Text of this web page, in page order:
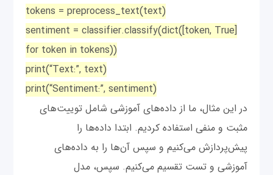
tokens = preprocess_text(text)
sentiment = classifier.classify(dict([token, True]
for token in tokens))
print(“Text:”, text)
print(“Sentiment:”, sentiment)
در این مثال، ما از داده‌های آموزشی شامل توییت‌های
مثبت و منفی استفاده کردیم. ابتدا داده‌ها را
پیش‌پردازش می‌کنیم و سپس آن‌ها را به داده‌های
آموزشی و تست تقسیم می‌کنیم. سپس، مدل